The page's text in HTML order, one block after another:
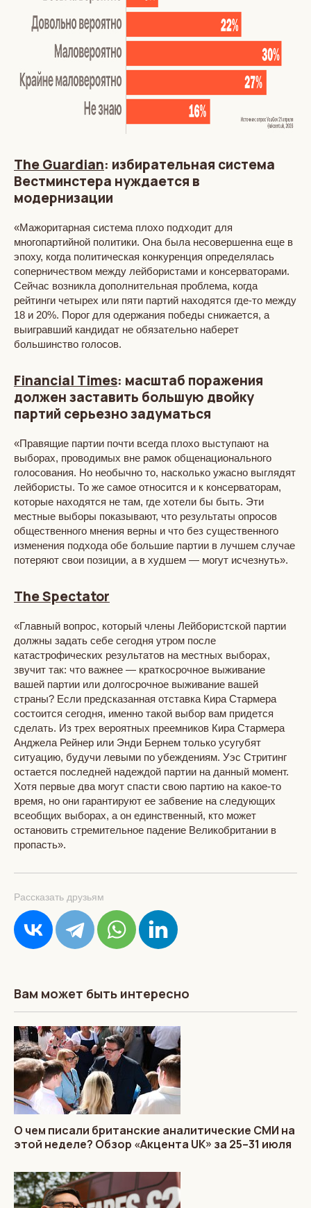
The Guardian: избирательная система
Вестминстера нуждается в
модернизации
«Мажоритарная система плохо подходит для
многопартийной политики. Она была несовершенна еще в
эпоху, когда политическая конкуренция определялась
соперничеством между лейбористами и консерваторами.
Сейчас возникла дополнительная проблема, когда
рейтинги четырех или пяти партий находятся где-то между
18 и 20%. Порог для одержания победы снижается, а
выигравший кандидат не обязательно наберет
большинство голосов.
Financial Times: масштаб поражения
должен заставить большую двойку
партий серьезно задуматься
«Правящие партии почти всегда плохо выступают на
выборах, проводимых вне рамок общенационального
голосования. Но необычно то, насколько ужасно выглядят
лейбористы. То же самое относится и к консерваторам,
которые находятся не там, где хотели бы быть. Эти
местные выборы показывают, что результаты опросов
общественного мнения верны и что без существенного
изменения подхода обе большие партии в лучшем случае
потеряют свои позиции, а в худшем — могут исчезнуть».
The Spectator
«Главный вопрос, который члены Лейбористской партии
должны задать себе сегодня утром после
катастрофических результатов на местных выборах,
звучит так: что важнее — краткосрочное выживание
вашей партии или долгосрочное выживание вашей
страны? Если предсказанная отставка Кира Стармера
состоится сегодня, именно такой выбор вам придется
сделать. Из трех вероятных преемников Кира Стармера
Анджела Рейнер или Энди Бернем только усугубят
ситуацию, будучи левыми по убеждениям. Уэс Стритинг
остается последней надеждой партии на данный момент.
Хотя первые два могут спасти свою партию на какое-то
время, но они гарантируют ее забвение на следующих
всеобщих выборах, а он единственный, кто может
остановить стремительное падение Великобритании в
пропасть».
Рассказать друзьям
Вам может быть интересно
О чем писали британские аналитические СМИ на
этой неделе? Обзор «Акцента UK» за 25–31 июля